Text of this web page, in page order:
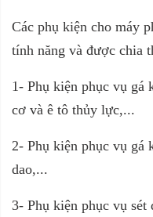
Các phụ kiện cho máy
tính năng và được chia
1- Phụ kiện phục vụ gá
cơ và ê tô thủy lực,...
2- Phụ kiện phục vụ gá
dao,...
3- Phụ kiện phục vụ sét